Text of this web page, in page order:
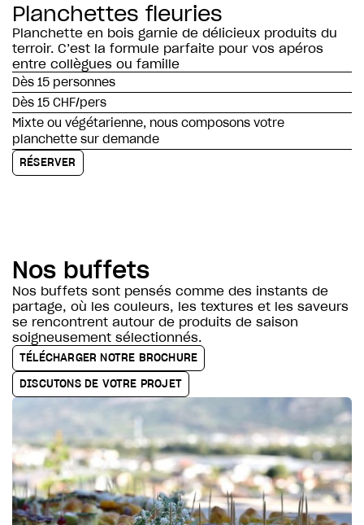
Planchettes fleuries
Planchette en bois garnie de délicieux produits du
terroir. C’est la formule parfaite pour vos apéros
entre collègues ou famille
Dès 15 personnes
Dès 15 CHF/pers
Mixte ou végétarienne, nous composons votre
planchette sur demande
RÉSERVER
Nos buffets
Nos buffets sont pensés comme des instants de
partage, où les couleurs, les textures et les saveurs
se rencontrent autour de produits de saison
soigneusement sélectionnés.
TÉLÉCHARGER NOTRE BROCHURE
DISCUTONS DE VOTRE PROJET